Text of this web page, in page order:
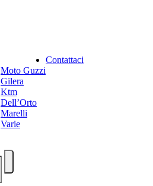
Moto Guzzi
Gilera
Ktm
Dell’Orto
Marelli
Varie
Contattaci